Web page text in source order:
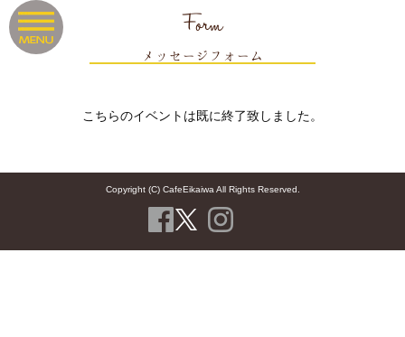
Form
メッセージフォーム
こちらのイベントは既に終了致しました。
Copyright (C) CafeEikaiwa All Rights Reserved.